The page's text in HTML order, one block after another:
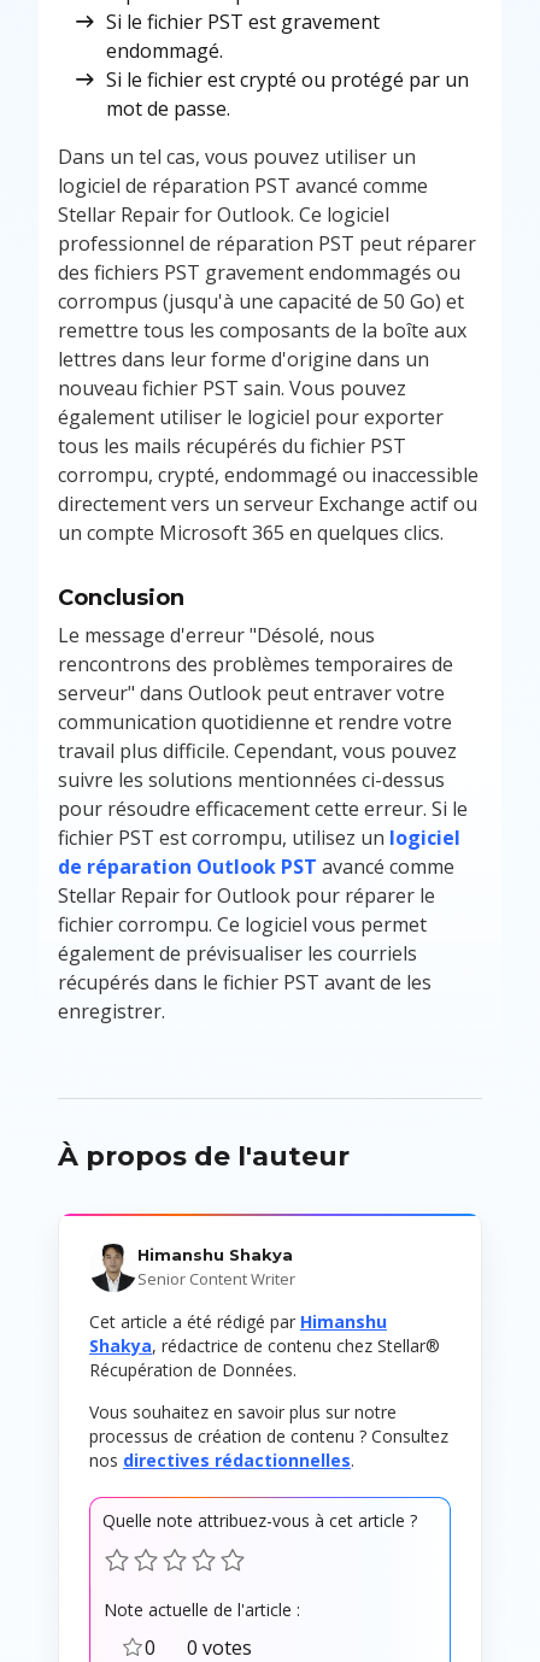
Si le fichier PST est gravement
endommagé.
Si le fichier est crypté ou protégé par un
mot de passe.
Dans un tel cas, vous pouvez utiliser un
logiciel de réparation PST avancé comme
Stellar Repair for Outlook. Ce logiciel
professionnel de réparation PST peut réparer
des fichiers PST gravement endommagés ou
corrompus (jusqu'à une capacité de 50 Go) et
remettre tous les composants de la boîte aux
lettres dans leur forme d'origine dans un
nouveau fichier PST sain. Vous pouvez
également utiliser le logiciel pour exporter
tous les mails récupérés du fichier PST
corrompu, crypté, endommagé ou inaccessible
directement vers un serveur Exchange actif ou
un compte Microsoft 365 en quelques clics.
Conclusion
Le message d'erreur "Désolé, nous
rencontrons des problèmes temporaires de
serveur" dans Outlook peut entraver votre
communication quotidienne et rendre votre
travail plus difficile. Cependant, vous pouvez
suivre les solutions mentionnées ci-dessus
pour résoudre efficacement cette erreur. Si le
fichier PST est corrompu, utilisez un logiciel
de réparation Outlook PST avancé comme
Stellar Repair for Outlook pour réparer le
fichier corrompu. Ce logiciel vous permet
également de prévisualiser les courriels
récupérés dans le fichier PST avant de les
enregistrer.
À propos de l'auteur
Himanshu Shakya
Senior Content Writer
Cet article a été rédigé par Himanshu
Shakya, rédactrice de contenu chez Stellar®
Récupération de Données.
Vous souhaitez en savoir plus sur notre
processus de création de contenu ? Consultez
nos directives rédactionnelles.
Quelle note attribuez-vous à cet article ?
Note actuelle de l'article :
0 0 votes